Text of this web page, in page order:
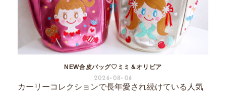
NEW合皮バッグ♡ミミ＆オリビア
2026-08-06
カーリーコレクションで長年愛され続けている人気